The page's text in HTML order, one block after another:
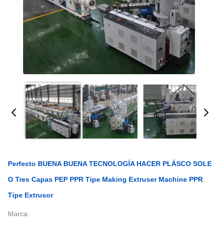
Perfecto BUENA BUENA TECNOLOGÍA HACER PLÁSCO SOLE
O Tres Capas PEP PPR Tipe Making Extruser Machine PPR
Tipe Extrusor
Marca: